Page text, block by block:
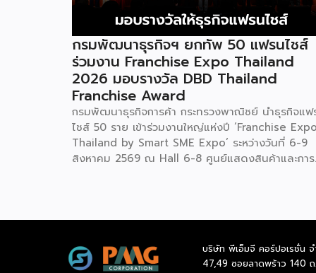
กรมพัฒนาธุรกิจฯ ยกทัพ 50 แฟรนไชส์
ร่วมงาน Franchise Expo Thailand
2026 มอบรางวัล DBD Thailand
Franchise Award
กรมพัฒนาธุรกิจการค้า กระทรวงพาณิชย์ นำธุรกิจแฟ
ไชส์ 50 ราย เข้าร่วมงานใหญ่แห่งปี ‘Franchise
Thailand by Smart SME Expo’ ระหว่างวันที่ 6-9
สิงหาคม 2569 ณ Hall 6-8 ศูนย์แสดงสินค้าและการ
รมฯ นายพูนพงษ์ นัยนาภากรณ์ อธิบดีกรมพัฒนา
ประธานเปิดงาน “งานแฟรนไชส์ เอ็กซ์โป ไทยแลนด์
สมาร์ท เอสเอ็มอี เอ็กซ์โป (Franchise Expo
บริษัท พีเอ็มจี คอร์ปอเรชั่น
47,49 ซอยลาดพร้าว 140